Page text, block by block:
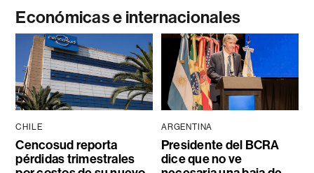
Económicas e internacionales
CHILE
Cencosud reporta
pérdidas trimestrales
ARGENTINA
Presidente del BCRA
dice que no ve